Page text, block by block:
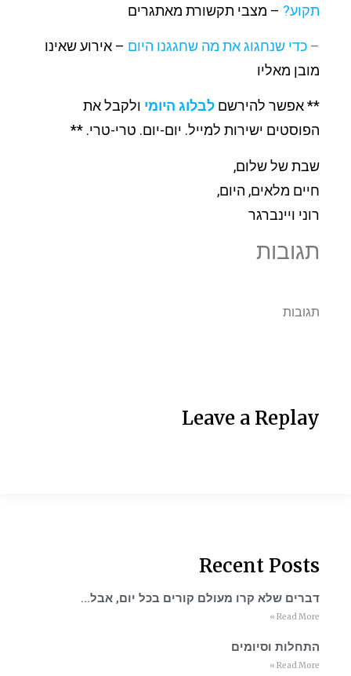
תקוע? – מצבי תקשורת מאתגרים
– כדי שנחגוג את מה שחגגנו היום – אירוע שאינו
מובן מאליו
** אפשר להירשם לבלוג היומי ולקבל את
הפוסטים ישירות למייל. יום-יום. טרי-טרי. **
שבת של שלום,
חיים מלאים, היום,
רוני ויינברגר
תגובות
תגובות
Leave a Replay
Recent Posts
דברים שלא קרו מעולם קורים בכל יום, אבל…
Read More »
התחלות וסיומים
Read More »